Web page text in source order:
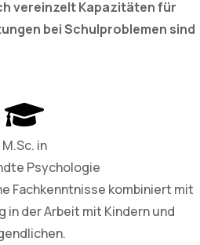
vereinzelt Kapazitäten für
bei Schulproblemen sind
M.Sc. in
Psychologie
Fachkenntnisse kombiniert mit
in der Arbeit mit Kindern und